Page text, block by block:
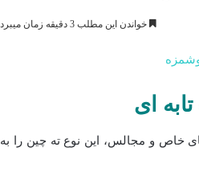
خواندن این مطلب 3 دقیقه زمان میبرد
ای
خاص و مجالس، این نوع ته چین را به